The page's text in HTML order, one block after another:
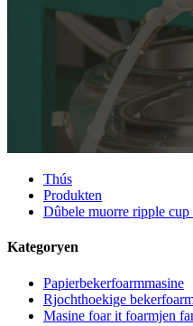
Thús
Produkten
Dûbele muorre ripple cup
Kategoryen
Papierbekerfoarmmasine
Rjochthoekige
Masine foar it foarmjen